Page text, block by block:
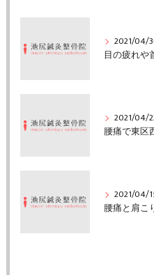
2021/04/
2021/04/
2021/04/